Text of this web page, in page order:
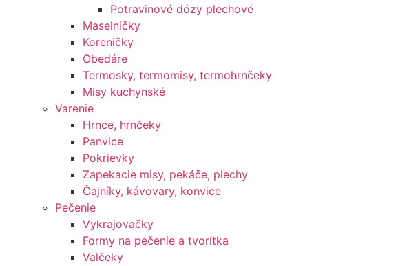
Potravinové dózy plechové
Maselničky
Koreničky
Obedáre
Termosky, termomisy, termohrnčeky
Misy kuchynské
Varenie
Hrnce, hrnčeky
Panvice
Pokrievky
Zapekacie misy, pekáče, plechy
Čajníky, kávovary, konvice
Pečenie
Vykrajovačky
Formy na pečenie a tvorítka
Valčeky